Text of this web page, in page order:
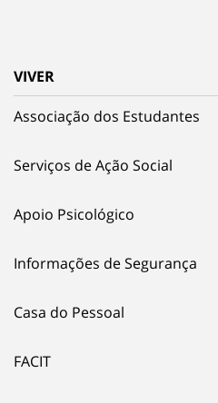
VIVER
Associação dos Estudantes
Serviços de Ação Social
Apoio Psicológico
Informações de Segurança
Casa do Pessoal
FACIT